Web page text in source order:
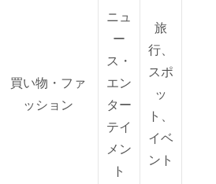
買い物・ファ
ッション
ニュ
ー
ス・
エン
ター
テイ
メン
ト
旅
行、
スポ
ッ
ト、
イベ
ント